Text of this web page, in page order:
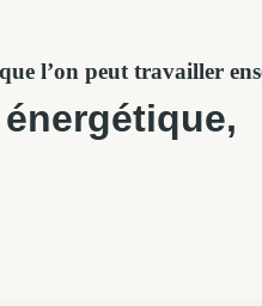
l’on peut travailler